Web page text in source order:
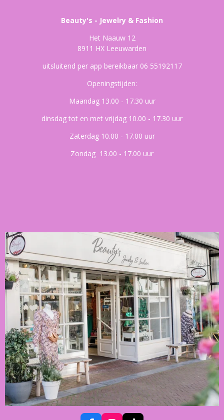
Beauty's - Jewelry & Fashion
Het Naauw 12
8911 HX Leeuwarden
uitsluitend per app bereikbaar 06 55192117
Openingstijden:
Maandag 13.00 - 17.30 uur
dinsdag tot en met vrijdag 10.00 - 17.30 uur
Zaterdag 10.00 - 17.00 uur
Zondag 13.00 - 17.00 uur